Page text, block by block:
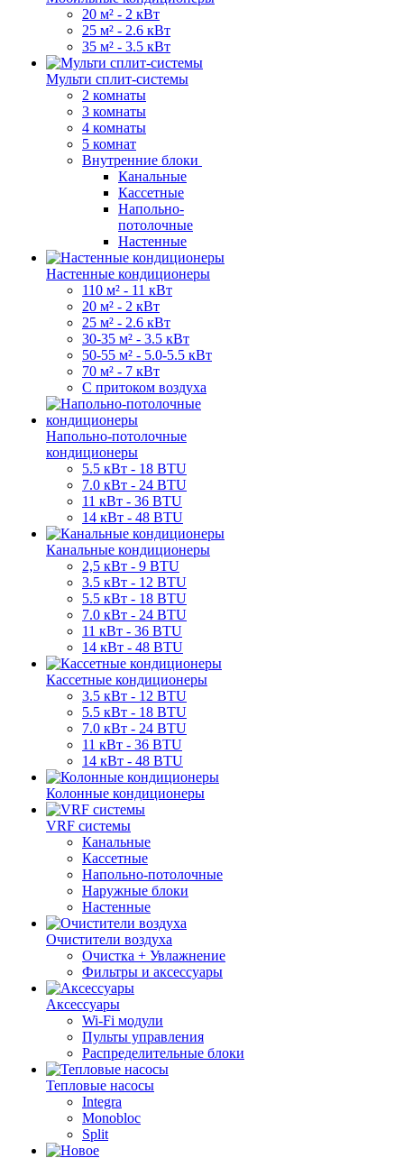
20 м² - 2 кВт
25 м² - 2.6 кВт
35 м² - 3.5 кВт
Мульти сплит-системы
2 комнаты
3 комнаты
4 комнаты
5 комнат
Внутренние блоки
Канальные
Кассетные
Напольно-
потолочные
Настенные
Настенные кондиционеры
110 м² - 11 кВт
20 м² - 2 кВт
25 м² - 2.6 кВт
30-35 м² - 3.5 кВт
50-55 м² - 5.0-5.5 кВт
70 м² - 7 кВт
С притоком воздуха
Напольно-потолочные
кондиционеры
5.5 кВт - 18 BTU
7.0 кВт - 24 BTU
11 кВт - 36 BTU
14 кВт - 48 BTU
Канальные кондиционеры
2,5 кВт - 9 BTU
3.5 кВт - 12 BTU
5.5 кВт - 18 BTU
7.0 кВт - 24 BTU
11 кВт - 36 BTU
14 кВт - 48 BTU
Кассетные кондиционеры
3.5 кВт - 12 BTU
5.5 кВт - 18 BTU
7.0 кВт - 24 BTU
11 кВт - 36 BTU
14 кВт - 48 BTU
Колонные кондиционеры
VRF системы
Канальные
Кассетные
Напольно-потолочные
Наружные блоки
Настенные
Очистители воздуха
Очистка + Увлажнение
Фильтры и аксессуары
Аксессуары
Wi-Fi модули
Пульты управления
Распределительные блоки
Тепловые насосы
Integra
Monobloc
Split